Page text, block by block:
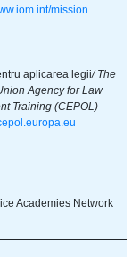
mission
aplicarea legii/ The
Agency for Law
Training (CEPOL)
Academies Network